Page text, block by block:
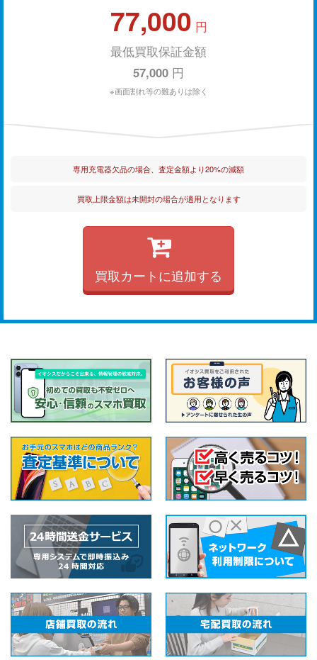
77,000 円
最低買取保証金額
57,000 円
※画面割れ等の難ありは除く
専用充電器欠品の場合、査定金額より20%の減額
買取上限金額は未開封の場合が適用となります
買取カートに追加する